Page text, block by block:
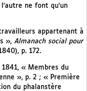
ne font qu’un
appartenant à
», Almanach social pour
p. 172.
1841, « Membres du
», p. 2 ; « Première
du phalanstère